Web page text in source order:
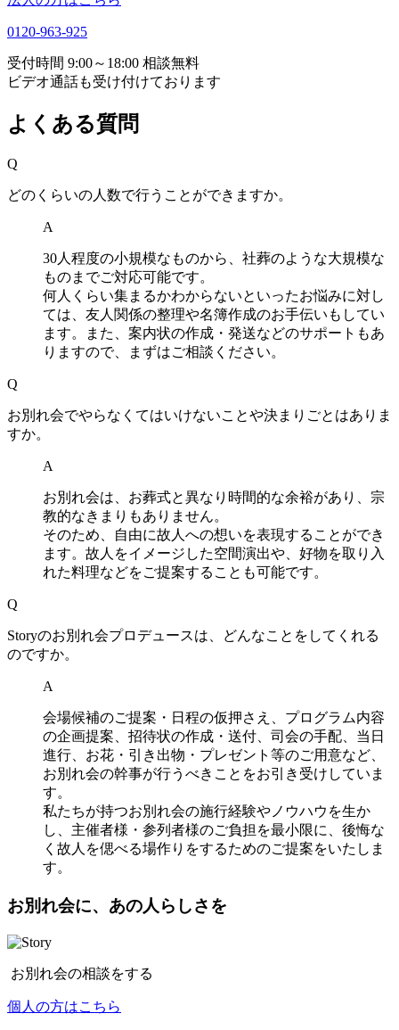
0120-963-925
受付時間 9:00～18:00 相談無料
ビデオ通話も受け付けております
よくある質問
Q
どのくらいの人数で行うことができますか。
A
30人程度の小規模なものから、社葬のような大規模な
ものまでご対応可能です。
何人くらい集まるかわからないといったお悩みに対し
ては、友人関係の整理や名簿作成のお手伝いもしてい
ます。また、案内状の作成・発送などのサポートもあ
りますので、まずはご相談ください。
Q
お別れ会でやらなくてはいけないことや決まりごとはありま
すか。
A
お別れ会は、お葬式と異なり時間的な余裕があり、宗
教的なきまりもありません。
そのため、自由に故人への想いを表現することができ
ます。故人をイメージした空間演出や、好物を取り入
れた料理などをご提案することも可能です。
Q
Storyのお別れ会プロデュースは、どんなことをしてくれる
のですか。
A
会場候補のご提案・日程の仮押さえ、プログラム内容
の企画提案、招待状の作成・送付、司会の手配、当日
進行、お花・引き出物・プレゼント等のご用意など、
お別れ会の幹事が行うべきことをお引き受けしていま
す。
私たちが持つお別れ会の施行経験やノウハウを生か
し、主催者様・参列者様のご負担を最小限に、後悔な
く故人を偲べる場作りをするためのご提案をいたしま
す。
お別れ会に、あの人らしさを
お別れ会の相談をする
個人の方はこちら